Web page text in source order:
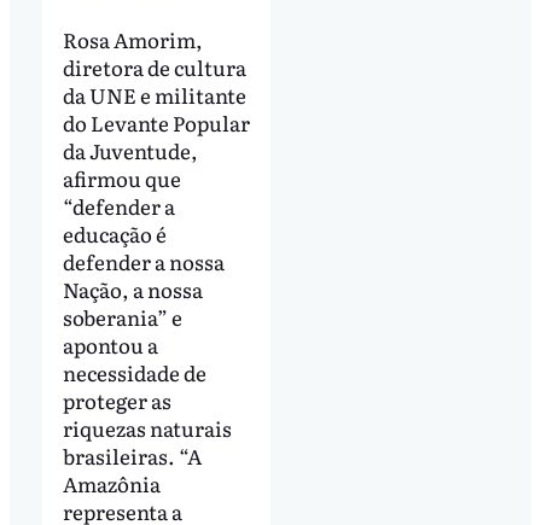
Rosa Amorim,
diretora de cultura
da UNE e militante
do Levante Popular
da Juventude,
afirmou que
“defender a
educação é
defender a nossa
Nação, a nossa
soberania” e
apontou a
necessidade de
proteger as
riquezas naturais
brasileiras. “A
Amazônia
representa a